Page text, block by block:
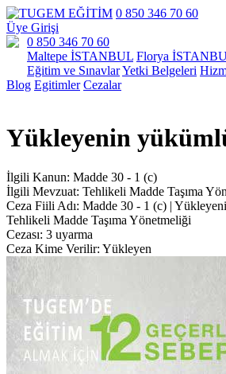
0 850 346 70 60
Üye Girişi
0 850 346 70 60
Maltepe İSTANBUL Florya
Eğitim ve SınavlarYetki Belgeleri
Blog Egitimler Cezalar
Yükleyenin
İlgili Kanun: Madde 30 - 1 (c)
İlgili Mevzuat: Tehlikeli Madde Taşıma
Ceza Fiili Adı: Madde 30 - 1 (c) |
Tehlikeli Madde Taşıma Yönetmeliği
Cezası: 3 uyarma
Ceza Kime Verilir: Yükleyen